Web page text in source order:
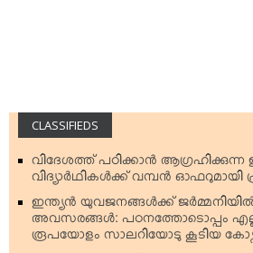
CLASSIFIEDS
വിദേശത്ത് പഠിക്കാന്‍ ആഗ്രഹിക്കുന്ന
വിദ്യാര്‍ഥികള്‍ക്ക് വമ്പന്‍ ഓഫറുമായി
ഇന്ത്യന്‍ യുവജനങ്ങള്‍ക്ക്
അവസരങ്ങള്‍: പഠനത്തോടൊപ്പം
രൂപയോളം സാലറിയോടു കൂടിയ